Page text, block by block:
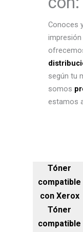
Conoces
según tu
somos
estamos
Tóner
compatible
con Xerox
Tóner
compatible